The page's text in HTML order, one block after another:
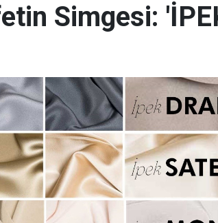
Simgesi: